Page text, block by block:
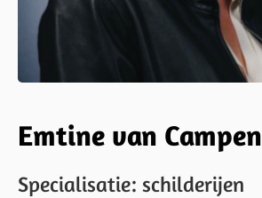
Emtine van Campen
Specialisatie: schilderijen